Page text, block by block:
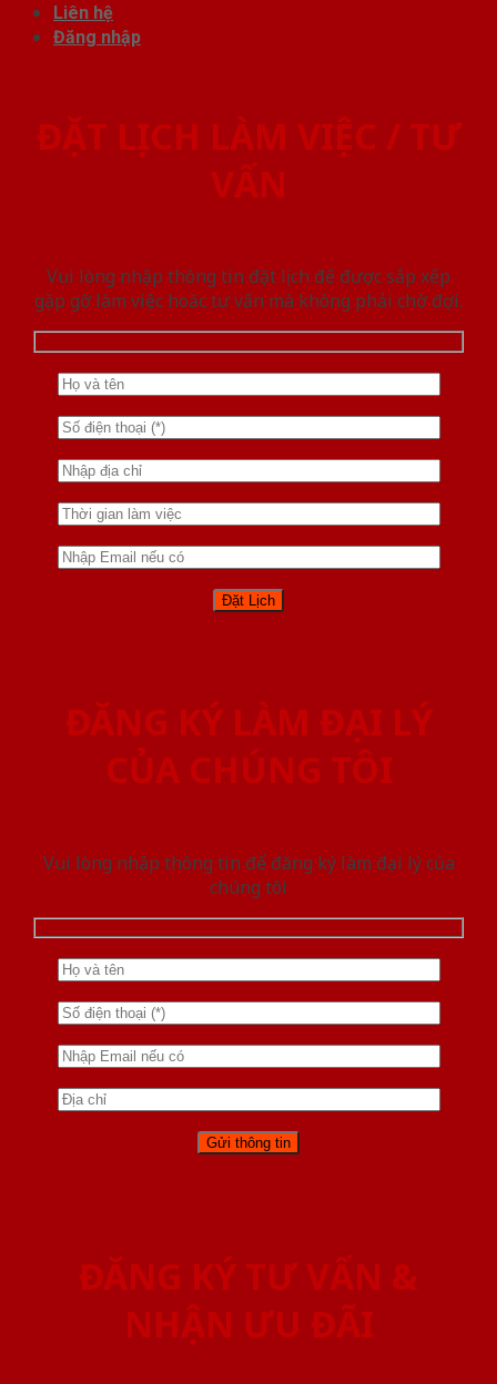
Liên hệ
Đăng nhập
ĐẶT LỊCH LÀM VIỆC / TƯ
VẤN
Vui lòng nhập thông tin đặt lịch để được sắp xếp
gặp gỡ làm việc hoăc tư vấn mà không phải chờ đợi.
ĐĂNG KÝ LÀM ĐẠI LÝ
CỦA CHÚNG TÔI
Vui lòng nhập thông tin để đăng ký làm đại lý của
chúng tôi
ĐĂNG KÝ TƯ VẤN &
NHẬN ƯU ĐÃI